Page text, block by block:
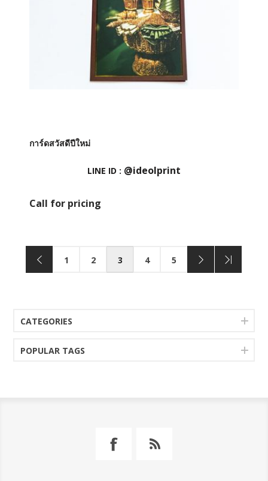
การ์ดสวัสดีปีใหม่
LINE ID : @ideolprint
Call for pricing
1 2 3 4 5
CATEGORIES
POPULAR TAGS